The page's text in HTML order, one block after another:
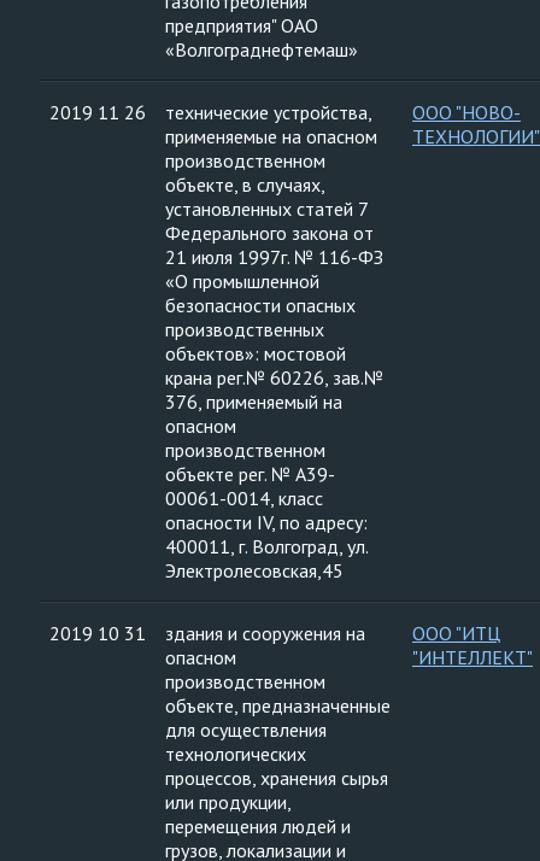
предприятия" ОАО
«Волгограднефтемаш»
2019 11 26
технические устройства,
применяемые на опасном
производственном
объекте, в случаях,
установленных статей 7
Федерального закона от
21 июля 1997г. № 116-ФЗ
«О промышленной
безопасности опасных
производственных
объектов»: мостовой
крана рег.№ 60226, зав.№
376, применяемый на
опасном
производственном
объекте рег. № А39-
00061-0014, класс
опасности IV, по адресу:
400011, г. Волгоград, ул.
Электролесовская,45
ООО "НОВО-
ТЕХНОЛОГИИ"
2019 10 31
здания и сооружения на
опасном
производственном
объекте, предназначенные
для осуществления
технологических
процессов, хранения сырья
или продукции,
перемещения людей и
грузов, локализации и
ООО "ИТЦ
"ИНТЕЛЛЕКТ"